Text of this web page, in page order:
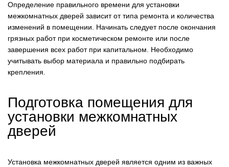
Определение правильного времени для установки
межкомнатных дверей зависит от типа ремонта и количества
изменений в помещении. Начинать следует после окончания
грязных работ при косметическом ремонте или после
завершения всех работ при капитальном. Необходимо
учитывать выбор материала и правильно подбирать
крепления.
Подготовка помещения для
установки межкомнатных
дверей
Установка межкомнатных дверей является одним из важных